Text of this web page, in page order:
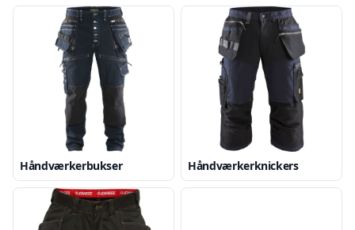
Håndværkerbukser Håndværkerknickers